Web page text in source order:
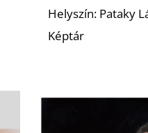
Helyszín: Pataky
Képtár